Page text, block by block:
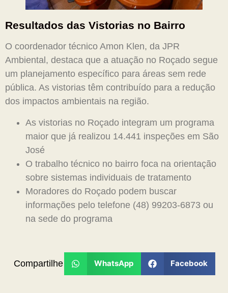
Resultados das Vistorias no Bairro
O coordenador técnico Amon Klen, da JPR
Ambiental, destaca que a atuação no Roçado segue
um planejamento específico para áreas sem rede
pública. As vistorias têm contribuído para a redução
dos impactos ambientais na região.
As vistorias no Roçado integram um programa
maior que já realizou 14.441 inspeções em São
José
O trabalho técnico no bairro foca na orientação
sobre sistemas individuais de tratamento
Moradores do Roçado podem buscar
informações pelo telefone (48) 99203-6873 ou
na sede do programa
Compartilhe WhatsApp Facebook